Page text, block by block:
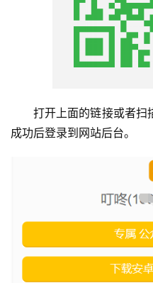
P
打开上面的链接或者扫
成功后登录到网站后台。